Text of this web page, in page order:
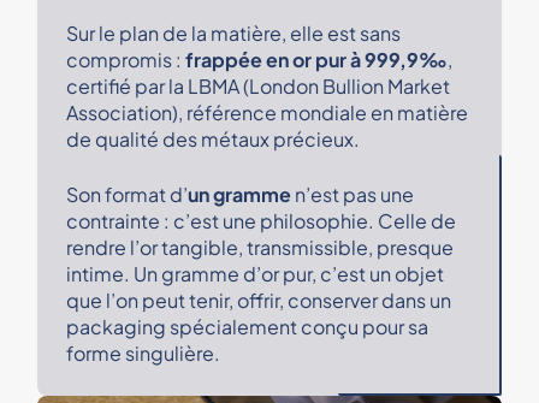
Sur le plan de la matière, elle est sans
compromis :frappée en or pur à 999,9‰,
certifié par la LBMA (London Bullion Market
Association), référence mondiale en matière
de qualité des métaux précieux.
Son format d’un grammen’est pas une
contrainte : c’est une philosophie. Celle de
rendre l’or tangible, transmissible, presque
intime. Un gramme d’or pur, c’est un objet
que l’on peut tenir, offrir, conserver dans un
packaging spécialement conçu pour sa
forme singulière.